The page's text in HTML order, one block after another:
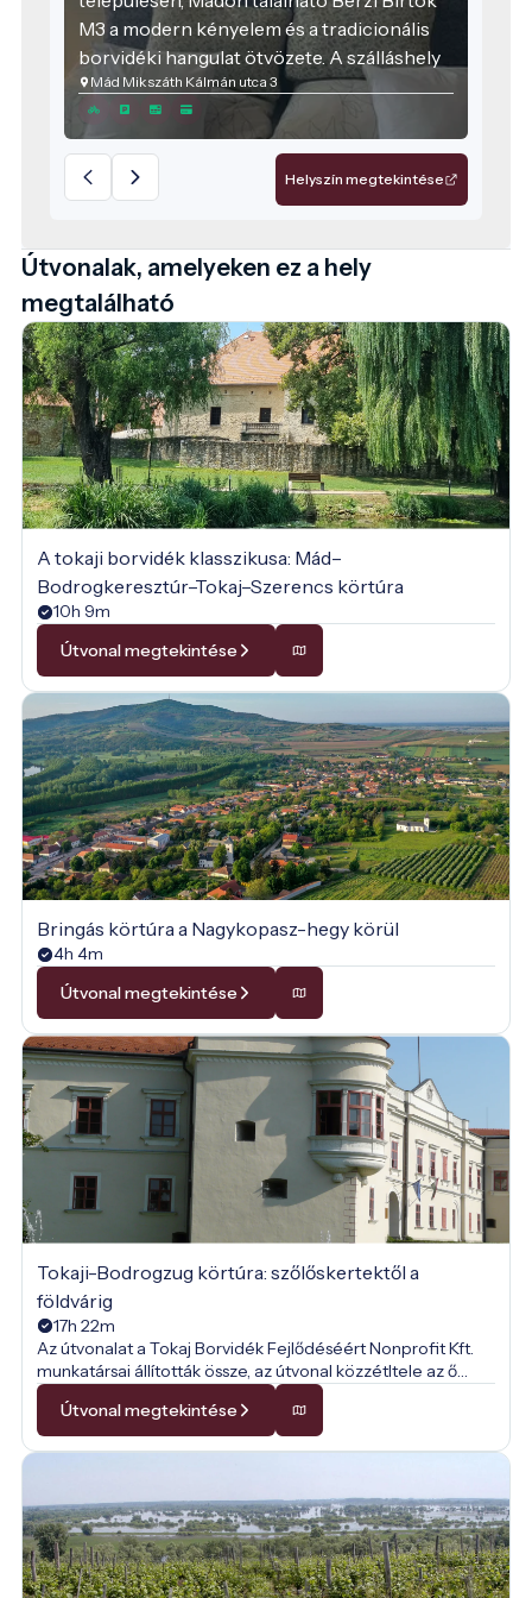
M3 a modern kényelem és a tradicionális
borvidéki hangulat ötvözete. A szálláshely
kialakításakor elsődleges szempont volt a
családok és baráti társaságok igényeinek
kiszolgálása, így az ingatlan tágas tereket és
magas minőségű szolgáltatásokat kínál a
pihenni vágyók számára.
Mád Mikszáth Kálmán utca 3
Helyszín megtekintése
Útvonalak, amelyeken ez a hely
megtalálható
A tokaji borvidék klasszikusa: Mád–
Bodrogkeresztúr–Tokaj–Szerencs körtúra
10h 9m
Útvonal megtekintése
Bringás körtúra a Nagykopasz-hegy körül
4h 4m
Útvonal megtekintése
Tokaji-Bodrogzug körtúra: szőlőskertektől a
földvárig
17h 22m
Az útvonalat a Tokaj Borvidék Fejlődéséért Nonprofit Kft.
munkatársai állították össze, az útvonal közzétltele az ő
engedélyükkel történt.
Útvonal megtekintése